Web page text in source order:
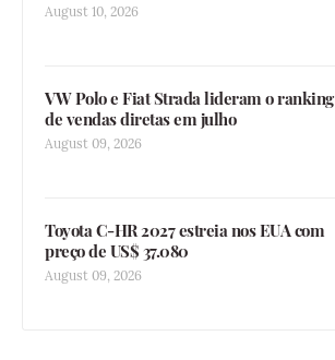
August 10, 2026
VW Polo e Fiat Strada lideram o ranking
de vendas diretas em julho
August 09, 2026
Toyota C-HR 2027 estreia nos EUA com
preço de US$ 37.080
August 09, 2026